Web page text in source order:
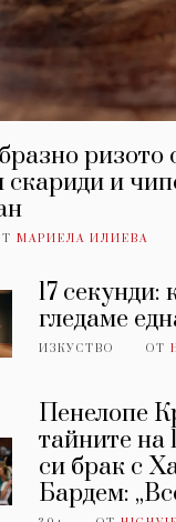
ризото
скариди и
МАРИЕЛА ИЛИЕВА
17 секунди:
гледаме
ИЗКУСТВО ОТ
Пенелопе
тайните на
си брак с
Бардем: